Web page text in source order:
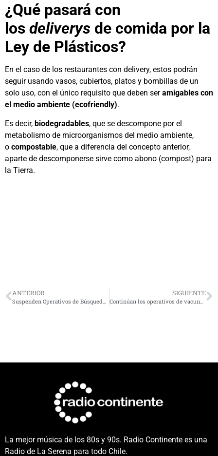
¿Qué pasará con
los deliverys de comida por la
Ley de Plásticos?
En el caso de los restaurantes con delivery, estos podrán
seguir usando vasos, cubiertos, platos y bombillas de un
solo uso, con el único requisito que deben seramigables con
el medio ambiente (ecofriendly).
Es decir, biodegradables, que se descompone por el
metabolismo de microorganismos del medio ambiente,
o compostable, que a diferencia del concepto anterior,
aparte de descomponerse sirve como abono (compost) para
la Tierra.
ANTERIOR SIGUIENTE
La mejor música de los 80s y 90s. Radio Continente es una
Radio de La Serena para todo Chile.